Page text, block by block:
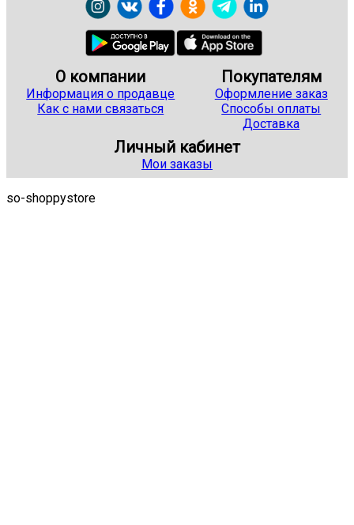
О компании
Информация о продавце
Как с нами связаться
Покупателям
Оформление заказ
Способы оплаты
Доставка
Личный кабинет
Мои заказы
so-shoppystore